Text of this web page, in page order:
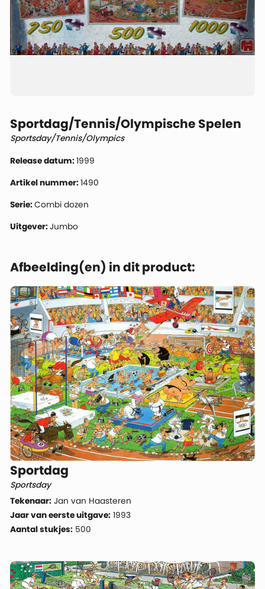
Sportdag/Tennis/Olympische Spelen
Sportsday/Tennis/Olympics
Release datum:1999
Artikel nummer:1490
Serie:Combi dozen
Uitgever:Jumbo
Afbeelding(en) in dit product:
Sportdag
Sportsday
Tekenaar: Jan van Haasteren
Jaar van eerste uitgave: 1993
Aantal stukjes: 500